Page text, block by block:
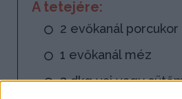
A tetejére:
2 evőkanál porcukor
1 evőkanál méz
3 dkg vaj vagy